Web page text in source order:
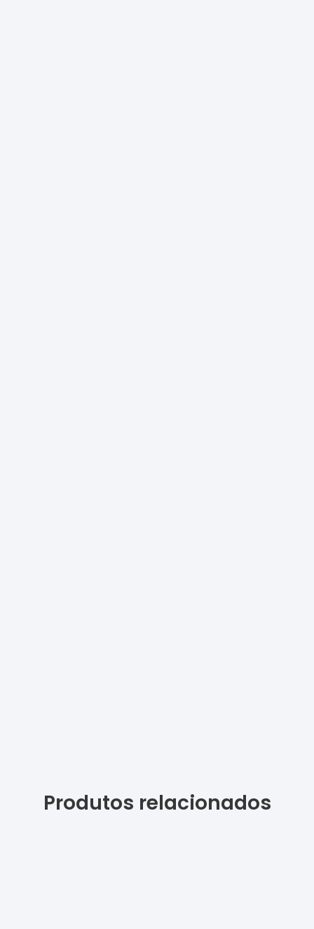
Produtos relacionados